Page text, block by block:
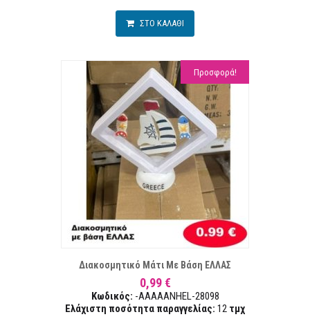
ΣΤΟ ΚΑΛΑΘΙ
Προσφορά!
Διακοσμητικό Μάτι Με Βάση ΕΛΛΑΣ
0,99 €
Κωδικός: -AAAAANHEL-28098
Ελάχιστη ποσότητα παραγγελίας: 12 τμχ